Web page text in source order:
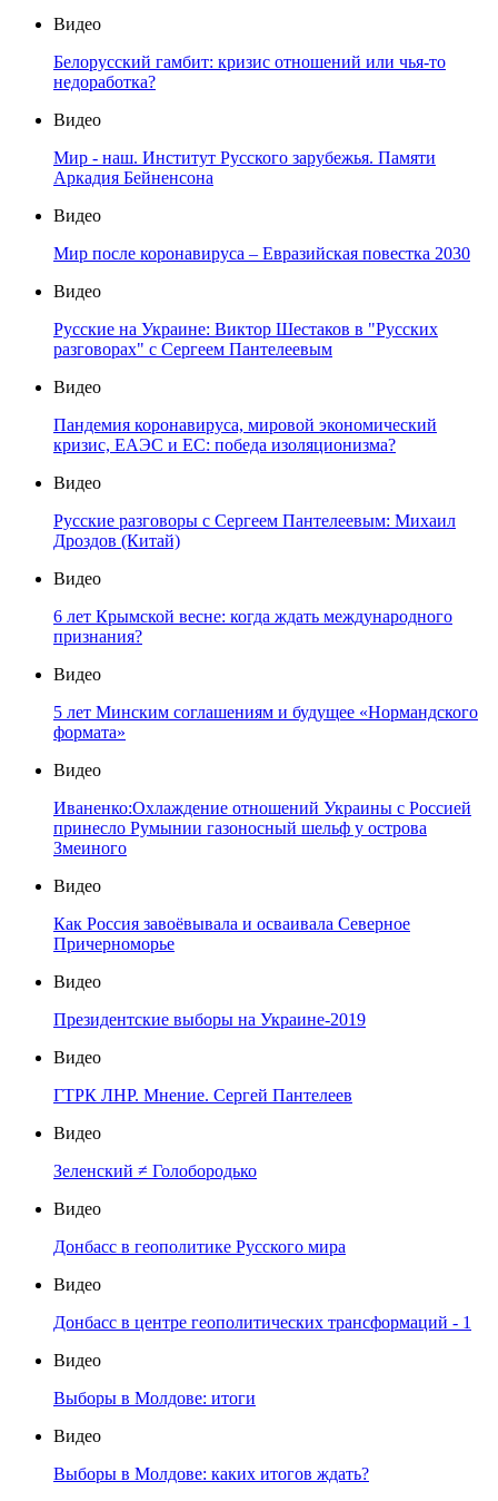
Видео
Белорусский гамбит: кризис отношений или чья-то
недоработка?
Видео
Мир - наш. Институт Русского зарубежья. Памяти
Аркадия Бейненсона
Видео
Мир после коронавируса – Евразийская повестка 2030
Видео
Русские на Украине: Виктор Шестаков в "Русских
разговорах" с Сергеем Пантелеевым
Видео
Пандемия коронавируса, мировой экономический
кризис, ЕАЭС и ЕС: победа изоляционизма?
Видео
Русские разговоры с Сергеем Пантелеевым: Михаил
Дроздов (Китай)
Видео
6 лет Крымской весне: когда ждать международного
признания?
Видео
5 лет Минским соглашениям и будущее «Нормандского
формата»
Видео
Иваненко:Охлаждение отношений Украины с Россией
принесло Румынии газоносный шельф у острова
Змеиного
Видео
Как Россия завоёвывала и осваивала Северное
Причерноморье
Видео
Президентские выборы на Украине-2019
Видео
ГТРК ЛНР. Мнение. Сергей Пантелеев
Видео
Зеленский ≠ Голобородько
Видео
Донбасс в геополитике Русского мира
Видео
Донбасс в центре геополитических трансформаций - 1
Видео
Выборы в Молдове: итоги
Видео
Выборы в Молдове: каких итогов ждать?